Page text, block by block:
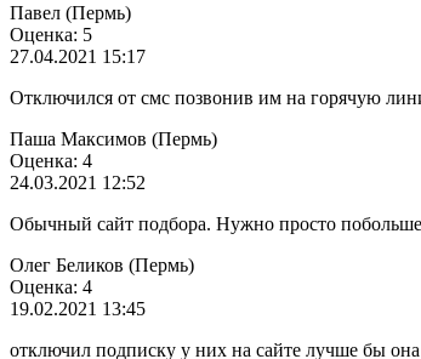
Павел (Пермь)
Оценка: 5
27.04.2021 15:17
Отключился от смс позвонив им на горячую
Паша Максимов (Пермь)
Оценка: 4
24.03.2021 12:52
Обычный сайт подбора. Нужно просто
Олег Беликов (Пермь)
Оценка: 4
19.02.2021 13:45
отключил подписку у них на сайте лучше бы